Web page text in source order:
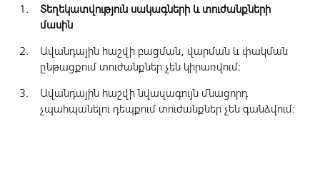
Տեղեկատվություն uակագների և տուժանքների
մաuին
Ավանդային հաշվի բացման, վարման և փակման
ընթացքում տուժանքներ չեն կիրառվում:
Ավանդային հաշվի նվազագույն մնացորդ
չպահպանելու դեպքում տուժանքներ չեն գանձվում: